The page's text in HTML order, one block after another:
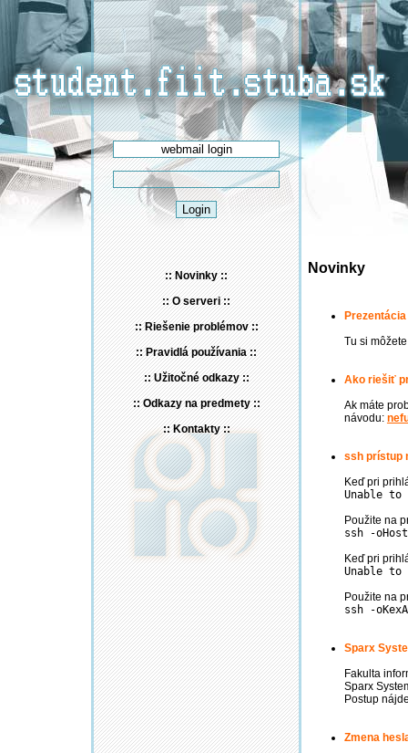
:: Novinky ::
:: O serveri ::
:: Riešenie problémov ::
:: Pravidlá používania ::
:: Užitočné odkazy ::
:: Odkazy na predmety ::
:: Kontakty ::
Novinky
Tu si
Ako riešiť
Ak máte
návodu:
ssh prístup
Keď pri
Unable to
Použite na
ssh -
Keď pri
Unable to
Použite na
ssh -
Sparx
Fakulta
Sparx
Postup
Zmena